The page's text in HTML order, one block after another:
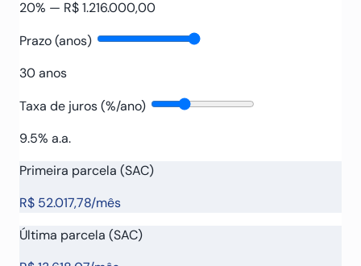
20% — R$ 1.216.000,00
Prazo (anos)
30anos
Taxa de juros (%/ano)
9.5% a.a.
Primeira parcela (SAC)
R$ 52.017,78/mês
Última parcela (SAC)